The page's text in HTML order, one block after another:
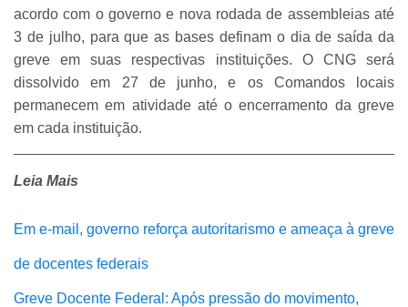
acordo com o governo e nova rodada de assembleias até
3 de julho, para que as bases definam o dia de saída da
greve em suas respectivas instituições. O CNG será
dissolvido em 27 de junho, e os Comandos locais
permanecem em atividade até o encerramento da greve
em cada instituição.
Leia Mais
Em e-mail, governo reforça autoritarismo e ameaça à greve
de docentes federais
Greve Docente Federal: Após pressão do movimento,